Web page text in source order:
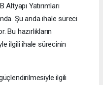
Yatırımları
Şu anda ihale süreci
Bu hazırlıkların
ilgili ihale sürecinin
ilgili